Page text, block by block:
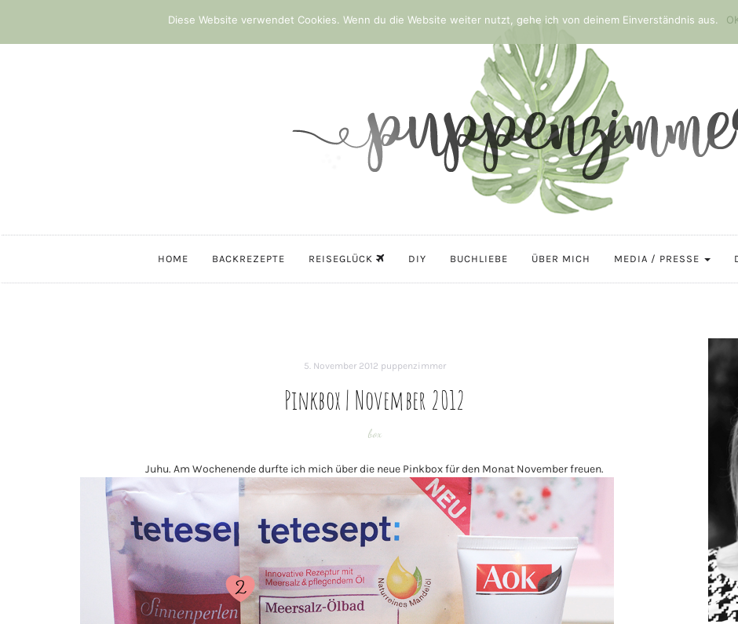
HOME BACKREZEPTE REISEGLÜCK DIY BUCHLIEBE ÜBER MICH MEDIA / PRESSE
5. November 2012 puppenzimmer
Pinkbox | November 2012
box
Juhu. Am Wochenende durfte ich mich über die neue Pinkbox für den Monat November freuen.
Diese Website verwendet Cookies. Wenn du die Website weiter nutzt, gehe ich von deinem Einverständnis aus.